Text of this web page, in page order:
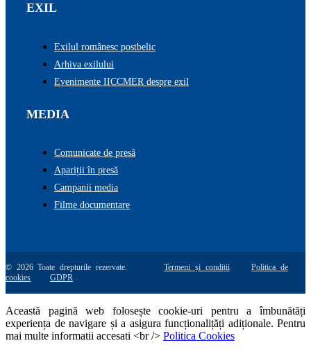
EXIL
Exilul românesc postbelic
Arhiva exilului
Evenimente IICCMER despre exil
MEDIA
Comunicate de presă
Apariții în presă
Campanii media
Filme documentare
© 2026 Toate drepturile rezervate.Termeni și condiții
Politica de
cookies
GDPR
Această pagină web folosește cookie-uri pentru a îmbunătăți
experiența de navigare și a asigura funcționalițăți adiționale. Pentru
mai multe informatii accesati <br /> Politica Cookies